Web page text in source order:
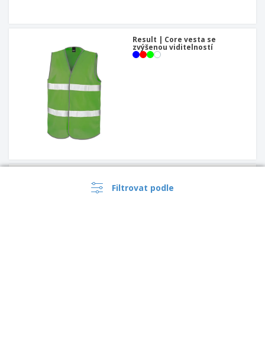
Filtrovat podle
Result | Core vesta se
zvýšenou viditelností
vysokou viditelností